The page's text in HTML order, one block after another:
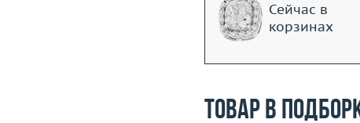
Сейчас в
корзинах
Товар в